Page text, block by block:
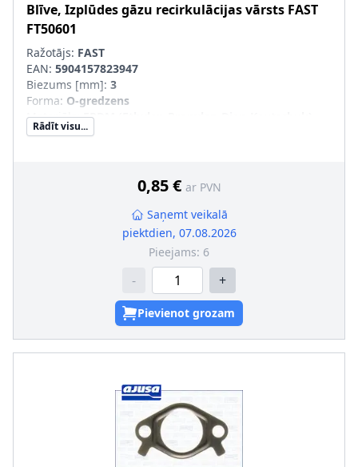
Blīve, Izplūdes gāzu recirkulācijas vārsts FAST
FT50601
Ražotājs: FAST
EAN: 5904157823947
Biezums [mm]: 3
Forma: O-gredzens
Materiāls:EPDM (Ethylen-Propylen-Dien-Kautschuk)
Iekšējais diametrs [mm]
Rādīt visu...
0,85 € ar PVN
Saņemt veikalā
piektdien, 07.08.2026
Pieejams: 6
- +
Pievienot grozam